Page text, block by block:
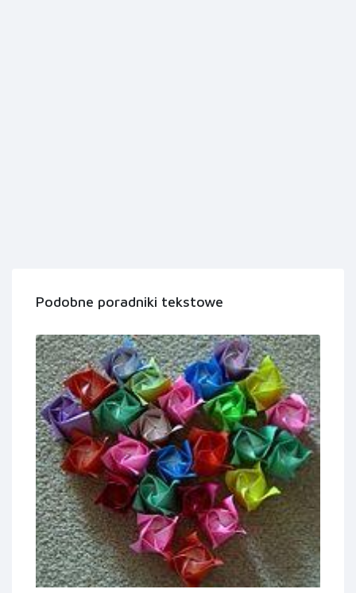
Podobne poradniki tekstowe